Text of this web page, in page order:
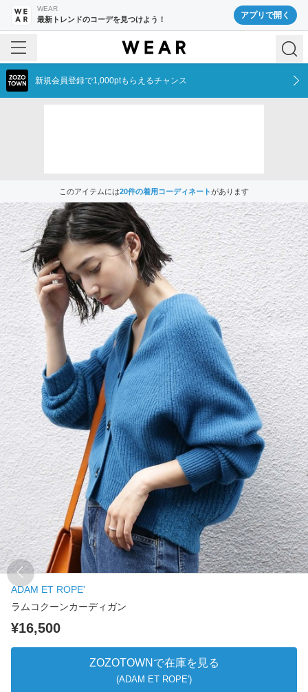
WEAR
最新トレンドのコーデを見つけよう！ アプリで開く
新規会員登録で1,000ptもらえるチャンス
このアイテムには20件の着用コーディネートがあります
ADAM ET ROPE'
ラムコクーンカーディガン
¥16,500
ZOZOTOWNで在庫を見る
(ADAM ET ROPE')